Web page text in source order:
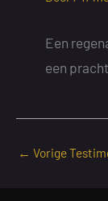
Een
een
← Vorige